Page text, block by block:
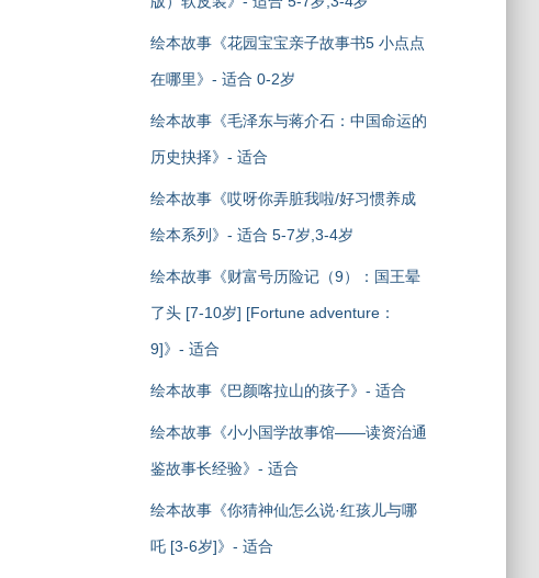
绘本故事《花园宝宝亲子故事书5 小点点
在哪里》- 适合 0-2岁
绘本故事《毛泽东与蒋介石：中国命运的
历史抉择》- 适合
绘本故事《哎呀你弄脏我啦/好习惯养成
绘本系列》- 适合 5-7岁,3-4岁
绘本故事《财富号历险记（9）：国王晕
了头 [7-10岁] [Fortune adventure：
9]》- 适合
绘本故事《巴颜喀拉山的孩子》- 适合
绘本故事《小小国学故事馆——读资治通
鉴故事长经验》- 适合
绘本故事《你猜神仙怎么说·红孩儿与哪
吒 [3-6岁]》- 适合